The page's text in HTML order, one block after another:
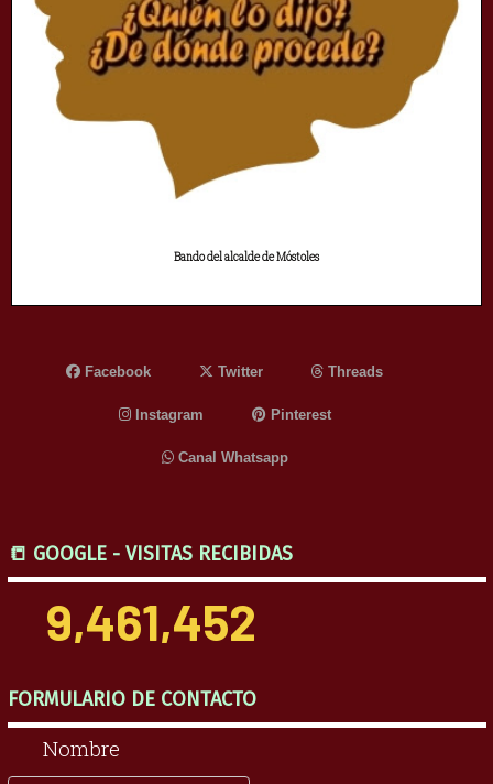
Bando del alcalde de Móstoles
Facebook Twitter Threads
Instagram Pinterest
Canal Whatsapp
📒 GOOGLE - VISITAS RECIBIDAS
9,461,452
FORMULARIO DE CONTACTO
Nombre